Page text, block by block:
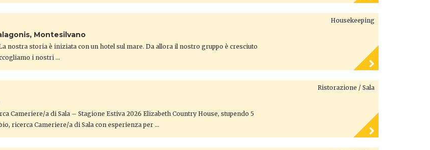
Housekeeping
Montesilvano
nostra storia è iniziata con un hotel sul mare. Da allora il nostro gruppo è cresciuto
i nostri …
Ristorazione / Sala
Cameriere/a di Sala – Stagione Estiva 2026 Elizabeth Country House, stupendo 5
ricerca Cameriere/a di Sala con esperienza per …